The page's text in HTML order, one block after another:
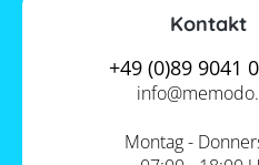
Kontakt
+49 (0)89 9041
info@
Montag -